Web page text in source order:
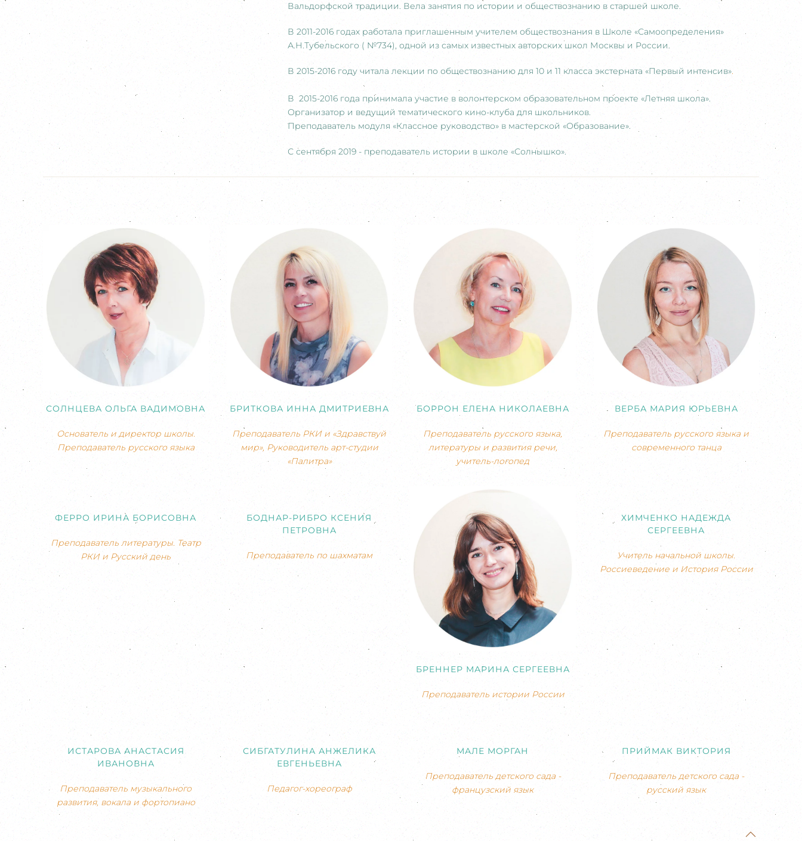
Вальдорфской традиции. Вела занятия по истории и обществознанию в старшей школе.
В 2011-2016 годах работала приглашенным учителем обществознания в Школе «Самоопределения»
А.Н.Тубельского ( №734), одной из самых известных авторских школ Москвы и России.
В 2015-2016 году читала лекции по обществознанию для 10 и 11 класса экстерната «Первый интенсив».
В 2015-2016 года принимала участие в волонтерском образовательном проекте «Летняя школа».
Организатор и ведущий тематического кино-клуба для школьников.
Преподаватель модуля «Классное руководство» в мастерской «Образование».
С сентября 2019 - преподаватель истории в школе «Солнышко».
СОЛНЦЕВА ОЛЬГА ВАДИМОВНА
Основатель и директор школы.
Преподаватель русского языка
БРИТКОВА ИННА ДМИТРИЕВНА
Преподаватель РКИ и «Здравствуй
мир», Руководитель арт-студии
«Палитра»
БОРРОН ЕЛЕНА НИКОЛАЕВНА
Преподаватель русского языка,
литературы и развития речи,
учитель-логопед
ВЕРБА МАРИЯ ЮРЬЕВНА
Преподаватель русского языка и
современного танца
ФЕРРО ИРИНА БОРИСОВНА
Преподаватель литературы. Театр
РКИ и Русский день
БОДНАР-РИБРО КСЕНИЯ
ПЕТРОВНА
Преподаватель по шахматам
БРЕННЕР МАРИНА СЕРГЕЕВНА
Преподаватель истории России
ХИМЧЕНКО НАДЕЖДА
СЕРГЕЕВНА
Учитель начальной школы.
Россиеведение и История России
ИСТАРОВА АНАСТАСИЯ
ИВАНОВНА
Преподаватель музыкального
развития, вокала и фортопиано
СИБГАТУЛИНА АНЖЕЛИКА
ЕВГЕНЬЕВНА
Педагог-хореограф
МАЛЕ МОРГАН
Преподаватель детского сада -
французский язык
ПРИЙМАК ВИКТОРИЯ
Преподаватель детского сада -
русский язык